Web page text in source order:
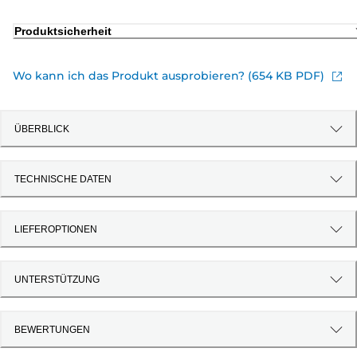
Produktsicherheit
Wo kann ich das Produkt ausprobieren? (654 KB PDF)
ÜBERBLICK
TECHNISCHE DATEN
LIEFEROPTIONEN
UNTERSTÜTZUNG
BEWERTUNGEN